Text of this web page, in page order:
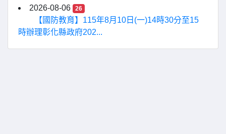
2026-08-06
26
【國防教育】115年8月10日(一)14時30分至15
時辦理彰化縣政府202...